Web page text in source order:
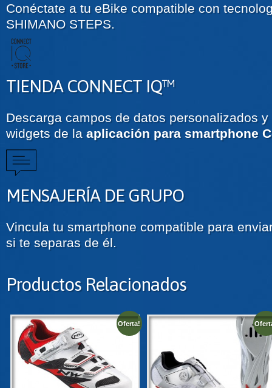
Conéctate a tu eBike compatible con
SHIMANO STEPS.
TIENDA CONNECT IQ™
Descarga campos de datos personalizados
widgets de la aplicación para smartphone
MENSAJERÍA DE GRUPO
Vincula tu smartphone compatible para
si te separas de él.
Productos Relacionados
Oferta!